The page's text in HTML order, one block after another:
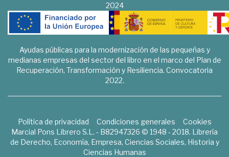
2024
Ayudas públicas para la modernización de las pequeñas y
medianas empresas del sector del libro en el marco del Plan de
Recuperación, Transformación y Resiliencia. Convocatoria
2022.
Política de privacidad Condiciones generales
Cookies
Marcial Pons Librero S.L. - B82947326 © 1948 - 2018. Librería
de Derecho, Economía, Empresa, Ciencias Sociales, Historia y
Ciencias Humanas